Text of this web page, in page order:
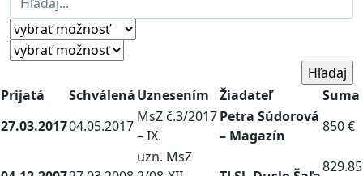
Prijatá SchválenáUznesením Žiadateľ
Suma
27.03.201704.05.2017
MsZ č.3/2017
– IX.
Petra Súdorová
– Magazín
850 €
uzn. MsZ
829.85